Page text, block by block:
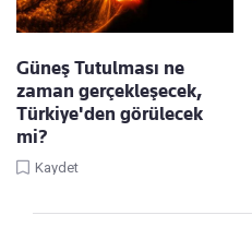
Güneş Tutulması ne
zaman gerçekleşecek,
Türkiye'den görülecek
mi?
Kaydet